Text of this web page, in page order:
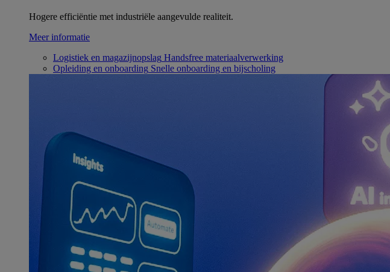
Hogere efficiëntie met industriële aangevulde realiteit.
Meer informatie
Logistiek en magazijnopslag Handsfree materiaalverwerking
Opleiding en onboarding Snelle onboarding en bijscholing